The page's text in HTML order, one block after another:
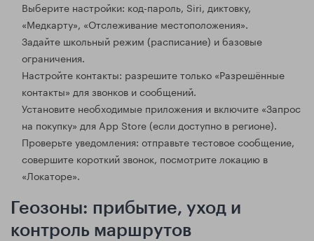
Выберите настройки: код-пароль, Siri, диктовку,
«Медкарту», «Отслеживание местоположения».
Задайте школьный режим (расписание) и базовые
ограничения.
Настройте контакты: разрешите только «Разрешённые
контакты» для звонков и сообщений.
Установите необходимые приложения и включите «Запрос
на покупку» для App Store (если доступно в регионе).
Проверьте уведомления: отправьте тестовое сообщение,
совершите короткий звонок, посмотрите локацию в
«Локаторе».
Геозоны: прибытие, уход и
контроль маршрутов